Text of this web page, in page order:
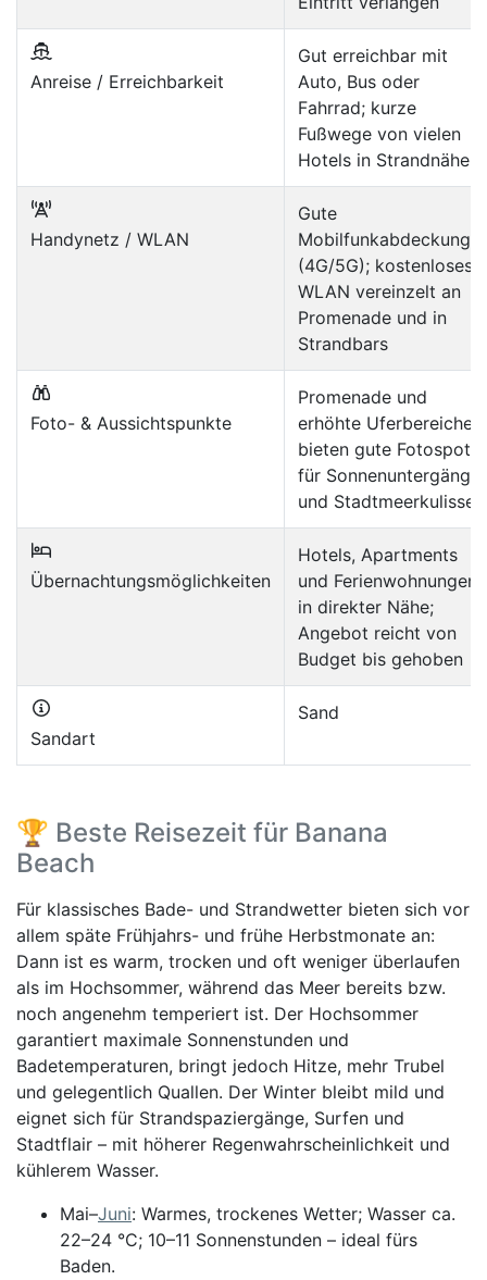
Anreise / Erreichbarkeit
Gut erreichbar mit
Auto, Bus oder
Fahrrad; kurze
Fußwege von vielen
Hotels in Strandnähe
Handynetz / WLAN
Gute
Mobilfunkabdeckung
(4G/5G); kostenloses
WLAN vereinzelt an
Promenade und in
Strandbars
Foto- & Aussichtspunkte
Promenade und
erhöhte Uferbereiche
bieten gute Fotospots
für Sonnenuntergänge
und Stadtmeerkulisse
Übernachtungsmöglichkeiten
Hotels, Apartments
und Ferienwohnungen
in direkter Nähe;
Angebot reicht von
Budget bis gehoben
Sandart
Sand
🏆 Beste Reisezeit für Banana
Beach
Für klassisches Bade- und Strandwetter bieten sich vor
allem späte Frühjahrs- und frühe Herbstmonate an:
Dann ist es warm, trocken und oft weniger überlaufen
als im Hochsommer, während das Meer bereits bzw.
noch angenehm temperiert ist. Der Hochsommer
garantiert maximale Sonnenstunden und
Badetemperaturen, bringt jedoch Hitze, mehr Trubel
und gelegentlich Quallen. Der Winter bleibt mild und
eignet sich für Strandspaziergänge, Surfen und
Stadtflair – mit höherer Regenwahrscheinlichkeit und
kühlerem Wasser.
Mai–Juni: Warmes, trockenes Wetter; Wasser ca.
22–24 °C; 10–11 Sonnenstunden – ideal fürs
Baden.